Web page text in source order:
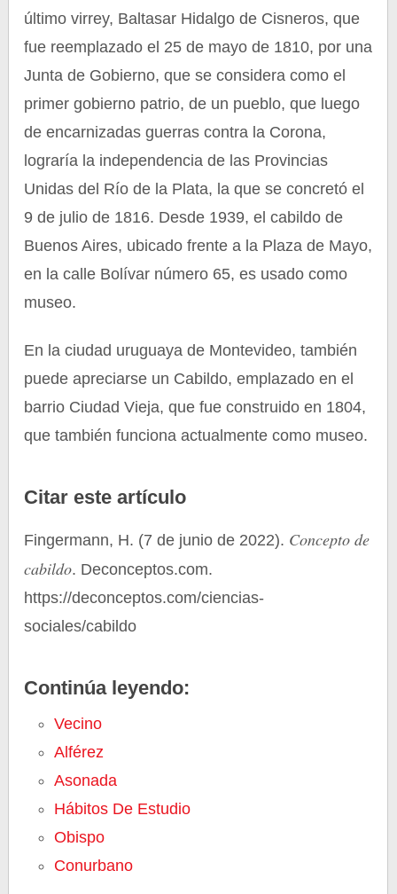
último virrey, Baltasar Hidalgo de Cisneros, que
fue reemplazado el 25 de mayo de 1810, por una
Junta de Gobierno, que se considera como el
primer gobierno patrio, de un pueblo, que luego
de encarnizadas guerras contra la Corona,
lograría la independencia de las Provincias
Unidas del Río de la Plata, la que se concretó el
9 de julio de 1816. Desde 1939, el cabildo de
Buenos Aires, ubicado frente a la Plaza de Mayo,
en la calle Bolívar número 65, es usado como
museo.
En la ciudad uruguaya de Montevideo, también
puede apreciarse un Cabildo, emplazado en el
barrio Ciudad Vieja, que fue construido en 1804,
que también funciona actualmente como museo.
Citar este artículo
Fingermann, H. (7 de junio de 2022). Concepto de
cabildo. Deconceptos.com.
https://deconceptos.com/ciencias-
sociales/cabildo
Continúa leyendo:
Vecino
Alférez
Asonada
Hábitos De Estudio
Obispo
Conurbano